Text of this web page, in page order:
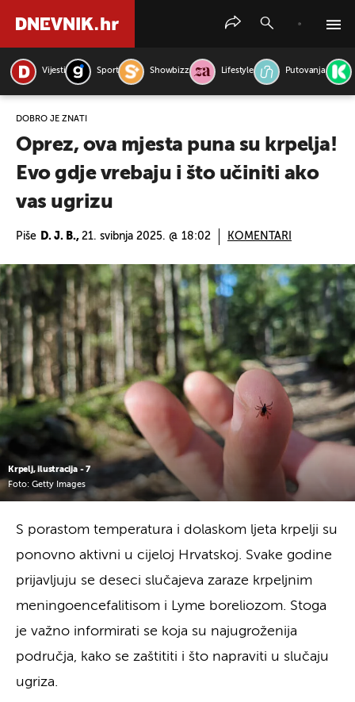
Vijesti Sport Showbizz Lifestyle Putovanja
DOBRO JE ZNATI
Oprez, ova mjesta puna su krpelja!
Evo gdje vrebaju i što učiniti ako
vas ugrizu
Piše D. J. B., 21. svibnja 2025. @ 18:02 KOMENTARI
Krpelj, ilustracija - 7
Foto: Getty Images
S porastom temperatura i dolaskom ljeta krpelji su
ponovno aktivni u cijeloj Hrvatskoj. Svake godine
prijavljuju se deseci slučajeva zaraze krpeljnim
meningoencefalitisom i Lyme boreliozom. Stoga
je važno informirati se koja su najugroženija
područja, kako se zaštititi i što napraviti u slučaju
ugriza.
PRETRAŽITE VIJESTI